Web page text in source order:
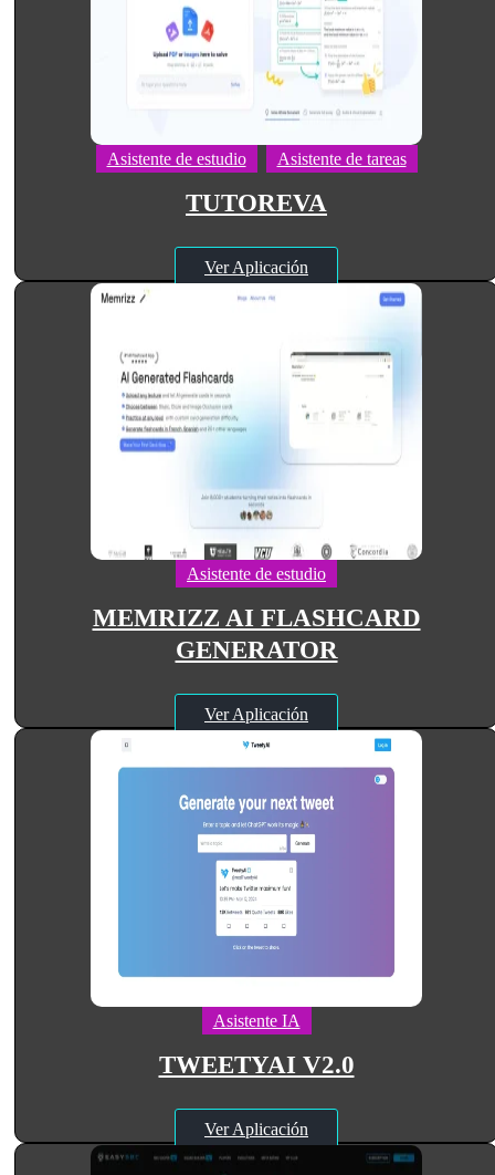
Asistente de estudio Asistente de tareas
TUTOREVA
Ver Aplicación
Asistente de estudio
MEMRIZZ AI FLASHCARD
GENERATOR
Ver Aplicación
Asistente IA
TWEETYAI V2.0
Ver Aplicación